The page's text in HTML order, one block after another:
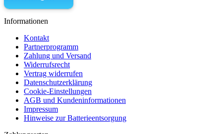
Informationen
Kontakt
Partnerprogramm
Zahlung und Versand
Widerrufsrecht
Vertrag widerrufen
Datenschutzerklärung
Cookie-Einstellungen
AGB und Kundeninformationen
Impressum
Hinweise zur Batterieentsorgung